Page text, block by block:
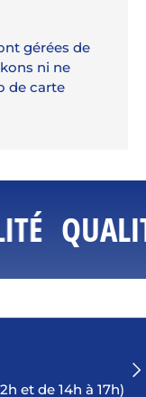
gérées de
ni ne
de carte
et de 14h à 17h)